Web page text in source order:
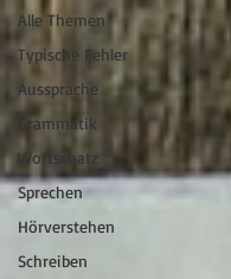
Alle Themen
Typische Fehler
Aussprache
Grammatik
Wortschatz
Sprechen
Hörverstehen
Schreiben